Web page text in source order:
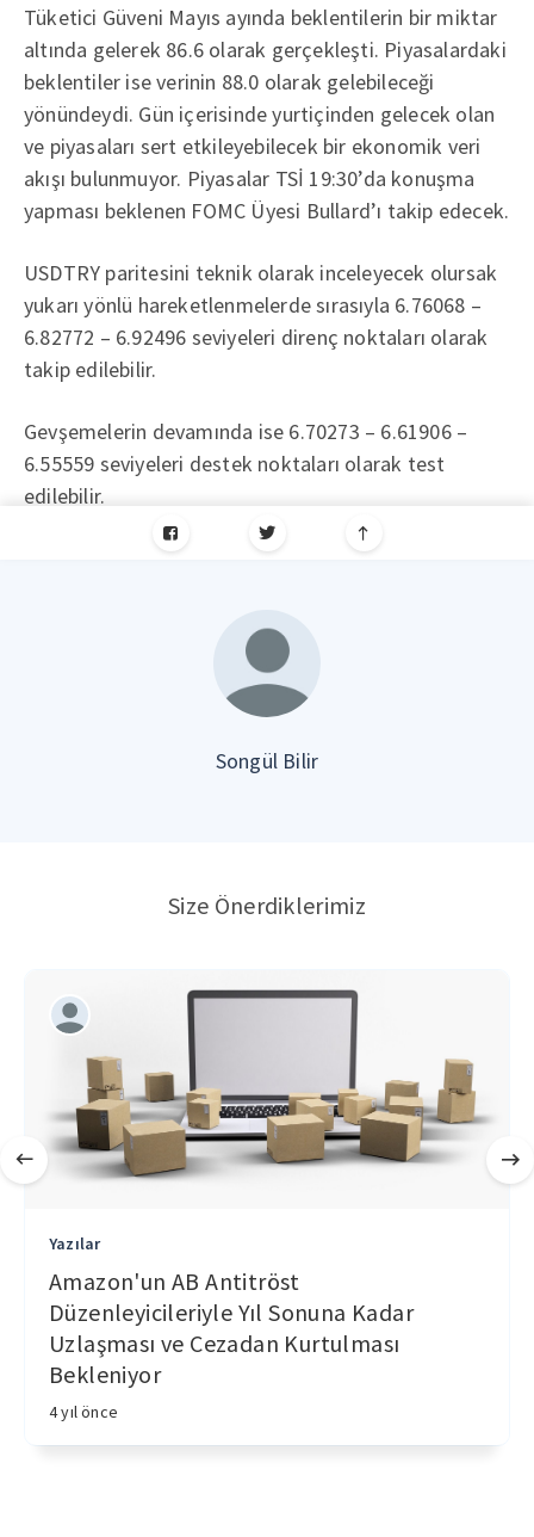
Tüketici Güveni Mayıs ayında beklentilerin bir miktar
altında gelerek 86.6 olarak gerçekleşti. Piyasalardaki
beklentiler ise verinin 88.0 olarak gelebileceği
yönündeydi. Gün içerisinde yurtiçinden gelecek olan
ve piyasaları sert etkileyebilecek bir ekonomik veri
akışı bulunmuyor. Piyasalar TSİ 19:30’da konuşma
yapması beklenen FOMC Üyesi Bullard’ı takip edecek.
USDTRY paritesini teknik olarak inceleyecek olursak
yukarı yönlü hareketlenmelerde sırasıyla 6.76068 –
6.82772 – 6.92496 seviyeleri direnç noktaları olarak
takip edilebilir.
Gevşemelerin devamında ise 6.70273 – 6.61906 –
6.55559 seviyeleri destek noktaları olarak test
edilebilir.
Songül Bilir
Size Önerdiklerimiz
Yazılar
Amazon'un AB Antitröst
Düzenleyicileriyle Yıl Sonuna Kadar
Uzlaşması ve Cezadan Kurtulması
Bekleniyor
4 yıl önce